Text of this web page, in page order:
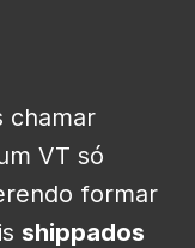
chamar
VT só
formar
shippados